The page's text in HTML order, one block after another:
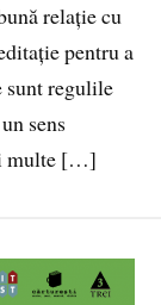
relație cu
pentru a
sunt regulile
sens
multe […]